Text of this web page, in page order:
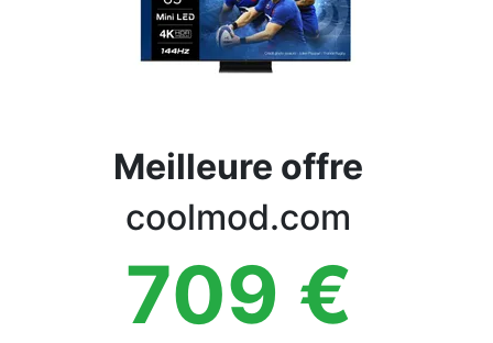
Meilleure offre
coolmod.com
709 €